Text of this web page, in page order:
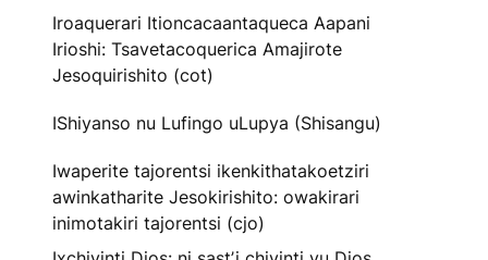
Iroaquerari Itioncacaantaqueca Aapani
Irioshi: Tsavetacoquerica Amajirote
Jesoquirishito (cot)
IShiyanso nu Lufingo uLupya (Shisangu)
Iwaperite tajorentsi ikenkithatakoetziri
awinkatharite Jesokirishito: owakirari
inimotakiri tajorentsi (cjo)